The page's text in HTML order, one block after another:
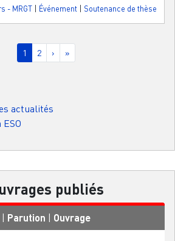
- MRGT Événement Soutenance de thèse
Page courante
1 Page
2 Page suivante
› Dernière page
»
actualités
publiés
Parution Ouvrage